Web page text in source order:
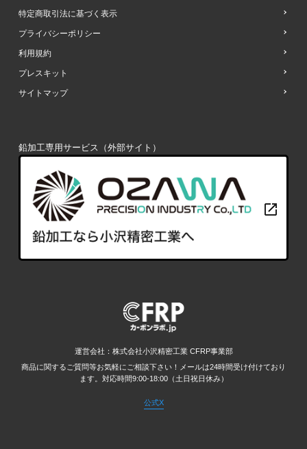
特定商取引法に基づく表示
プライバシーポリシー
利用規約
プレスキット
サイトマップ
鉛加工専用サービス（外部サイト）
運営会社：株式会社小沢精密工業 CFRP事業部
商品に関するご質問等お気軽にご相談下さい！メールは24時間受け付けており
ます。 対応時間9:00-18:00（土日祝日休み）
公式X